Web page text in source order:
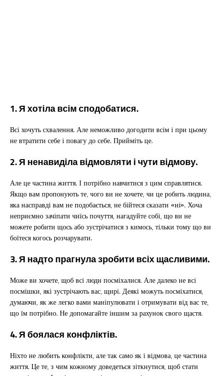
1. Я хотіла всім сподобатися.
Всі хочуть схвалення. Але неможливо догодити всім і при цьому
не втратити себе і повагу до себе. Прийміть це.
2. Я ненавиділа відмовляти і чути відмову.
Але це частина життя. І потрібно навчитися з цим справлятися.
Якщо вам пропонують те, чого ви не хочете, чи це робить людина,
яка насправді вам не подобається, не бійтеся сказати «ні». Хоча
неприємно зачіпати чиїсь почуття, нагадуйте собі, що ви не
можете робити щось або зустрічатися з кимось, тільки тому що ви
боїтеся когось розчарувати.
3. Я надто прагнула зробити всіх щасливими.
Може ви хочете, щоб всі люди посміхалися. Але далеко не всі
посмішки, які зустрічають вас, щирі. Деякі можуть посміхатися,
думаючи, як же легко вами маніпулювати і отримувати від вас те,
що їм потрібно. Не допомагайте іншим за рахунок свого щастя.
4. Я боялася конфліктів.
Ніхто не любить конфлікти, але так само як і відмова, це частина
життя. Це те, з чим кожному доведеться зіткнутися, щоб стати